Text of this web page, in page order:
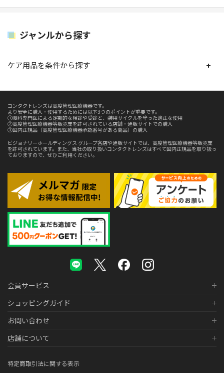
ジャンルから探す
ケア用品を条件から探す
コンタクトレンズは高度管理医療機器です。
より安全に購入・使用するためには以下3つのポイントが重要です。
①眼科専門医による定期的な検診や受診と、装用サイクルを守った適正な使用
②高度管理医療機器等販売業を許可されている店舗・通販サイトでの購入
③国内正規品（高度管理医療機器承認番号がある商品）の購入
ビジョナリーホールディングス グループ各店や通販サイトでは、高度管理医療機器等販売業
を許可されています。また、当社の取り扱いコンタクトレンズはすべて国内正規品を取り扱っ
ておりますので、ぜひご利用ください。
会員サービス
ショッピングガイド
お問い合わせ
店舗について
特定商取引法に関する表示